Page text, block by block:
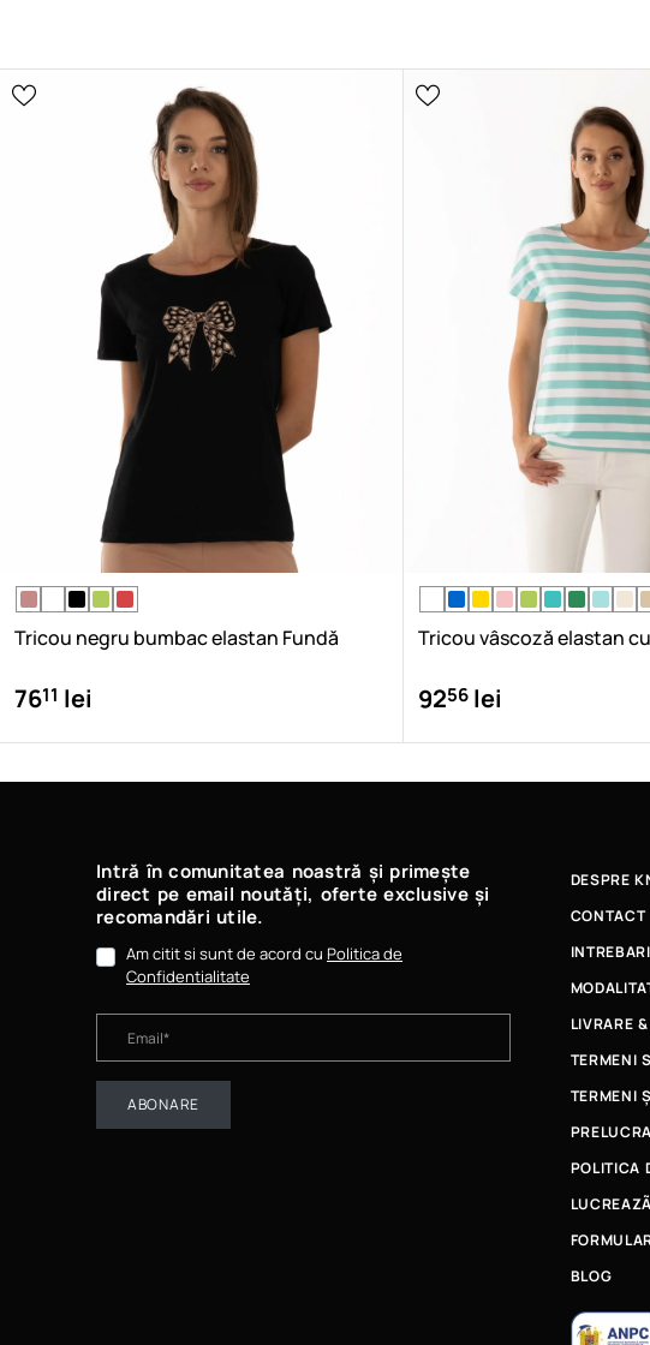
Tricou negru bumbac elastan Fundă
7611 lei
Tricou vâscoză elastan
9256lei
Intră în comunitatea noastră și primește
direct pe email noutăți, oferte exclusive și
recomandări utile.
Am citit si sunt de acord cu Politica de
Confidentialitate
ABONARE
DESPRE
CONTACT
LIVRARE
TERMENI
TERMENI
POLITICA
BLOG